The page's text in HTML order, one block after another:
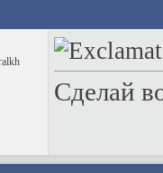
Сделай